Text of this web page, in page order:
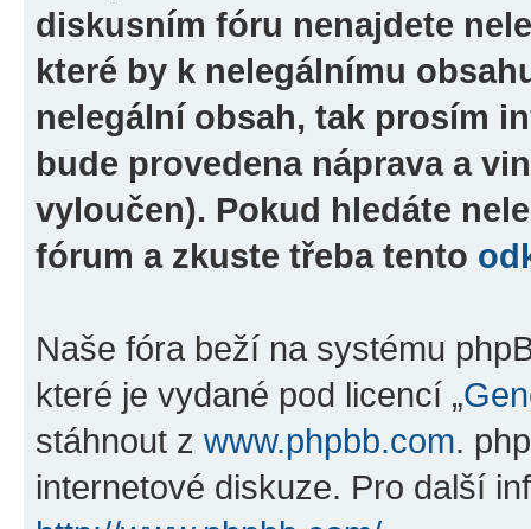
diskusním fóru nenajdete
které by k nelegálnímu
nelegální obsah, tak prosím
bude provedena náprava a
vyloučen). Pokud hledáte
fórum a zkuste třeba tento
Naše fóra beží na systému
které je vydané pod licencí „
stáhnout z www.phpbb.com.
internetové diskuze. Pro další